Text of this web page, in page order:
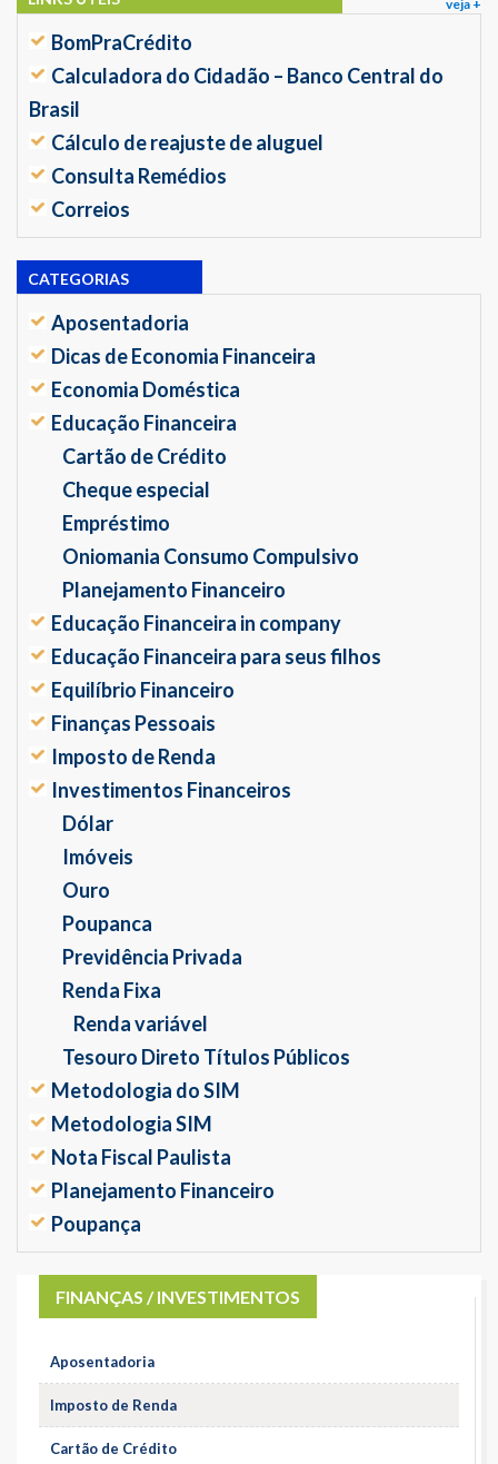
veja +
BomPraCrédito
Calculadora do Cidadão – Banco Central do
Brasil
Cálculo de reajuste de aluguel
Consulta Remédios
Correios
CATEGORIAS
Aposentadoria
Dicas de Economia Financeira
Economia Doméstica
Educação Financeira
Cartão de Crédito
Cheque especial
Empréstimo
Oniomania Consumo Compulsivo
Planejamento Financeiro
Educação Financeira in company
Educação Financeira para seus filhos
Equilíbrio Financeiro
Finanças Pessoais
Imposto de Renda
Investimentos Financeiros
Dólar
Imóveis
Ouro
Poupanca
Previdência Privada
Renda Fixa
Renda variável
Tesouro Direto Títulos Públicos
Metodologia do SIM
Metodologia SIM
Nota Fiscal Paulista
Planejamento Financeiro
Poupança
FINANÇAS / INVESTIMENTOS
Aposentadoria
Imposto de Renda
Cartão de Crédito